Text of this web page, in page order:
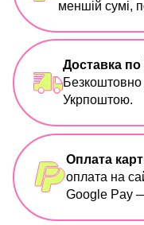
меншій сумі,
Доставка по
Укрпоштою.
Оплата
оплата на
Google Pay —